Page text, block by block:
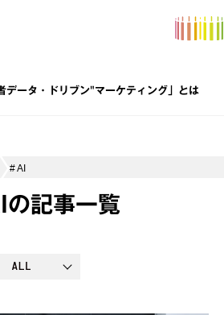
データ・ドリブン"マーケティング」とは
# AI
記事一覧